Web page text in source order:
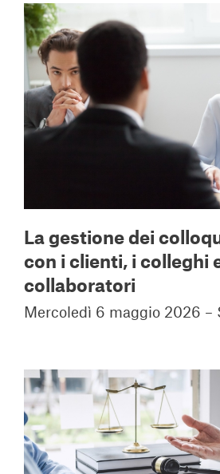
La gestione dei
con i clienti, i colleghi
collaboratori
Mercoledì 6 maggio 2026 –